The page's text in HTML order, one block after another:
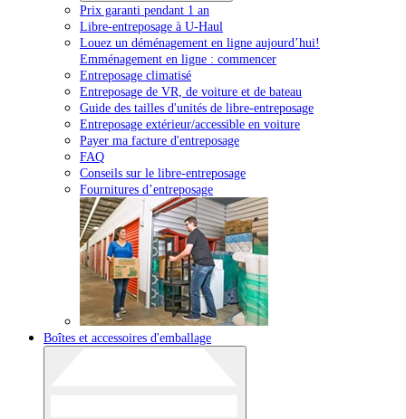
Prix garanti pendant 1 an
Libre-entreposage à U-Haul
Louez un déménagement en ligne aujourd’hui!
Emménagement en ligne : commencer
Entreposage climatisé
Entreposage de VR, de voiture et de bateau
Guide des tailles d'unités de libre-entreposage
Entreposage extérieur/accessible en voiture
Payer ma facture d'entreposage
FAQ
Conseils sur le libre-entreposage
Fournitures d’entreposage
Boîtes et accessoires d'emballage